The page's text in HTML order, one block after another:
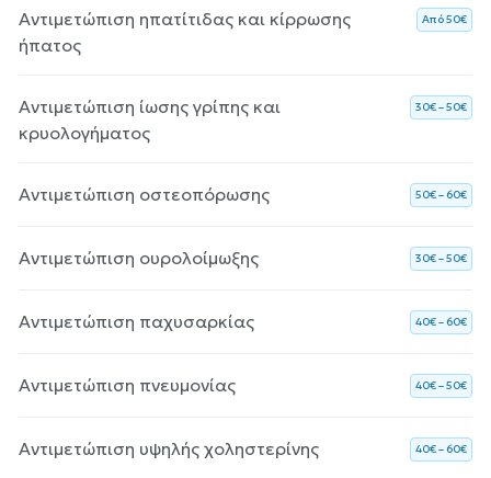
Αντιμετώπιση ηπατίτιδας και κίρρωσης
ήπατος
Aπό 50€
Αντιμετώπιση ίωσης γρίπης και
κρυολογήματος
30€ – 50€
Αντιμετώπιση οστεοπόρωσης 50€ – 60€
Αντιμετώπιση ουρολοίμωξης 30€ – 50€
Αντιμετώπιση παχυσαρκίας 40€ – 60€
Αντιμετώπιση πνευμονίας 40€ – 50€
Αντιμετώπιση υψηλής χοληστερίνης 40€ – 60€